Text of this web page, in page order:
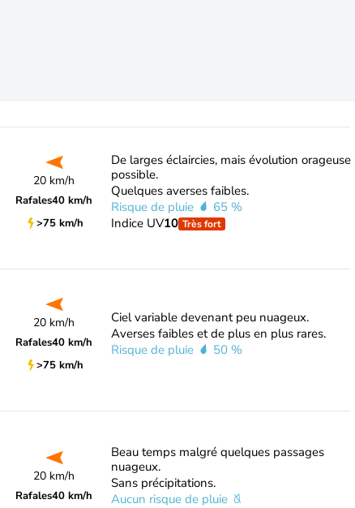
20 km/h
Rafales40 km/h
>75 km/h
De larges éclaircies, mais évolution orageuse
possible.
Quelques averses faibles.
Risque de pluie
65 %
Indice UV10 Très fort
20 km/h
Rafales40 km/h
>75 km/h
Ciel variable devenant peu nuageux.
Averses faibles et de plus en plus rares.
Risque de pluie
50 %
20 km/h
Rafales40 km/h
Beau temps malgré quelques passages
nuageux.
Sans précipitations.
Aucun risque de pluie